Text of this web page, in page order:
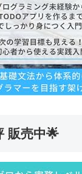
販売中🌟